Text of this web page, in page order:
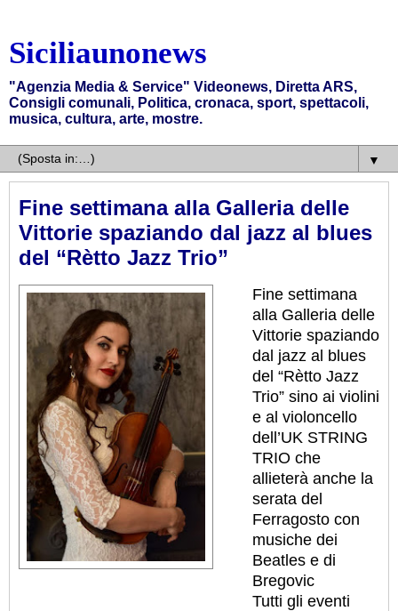
Siciliaunonews
"Agenzia Media & Service" Videonews, Diretta ARS,
Consigli comunali, Politica, cronaca, sport, spettacoli,
musica, cultura, arte, mostre.
▼
Fine settimana alla Galleria delle
Vittorie spaziando dal jazz al blues
del “Rètto Jazz Trio”
Fine settimana
alla Galleria delle
Vittorie spaziando
dal jazz al blues
del “Rètto Jazz
Trio” sino ai violini
e al violoncello
dell’UK STRING
TRIO che
allieterà anche la
serata del
Ferragosto con
musiche dei
Beatles e di
Bregovic
Tutti gli eventi